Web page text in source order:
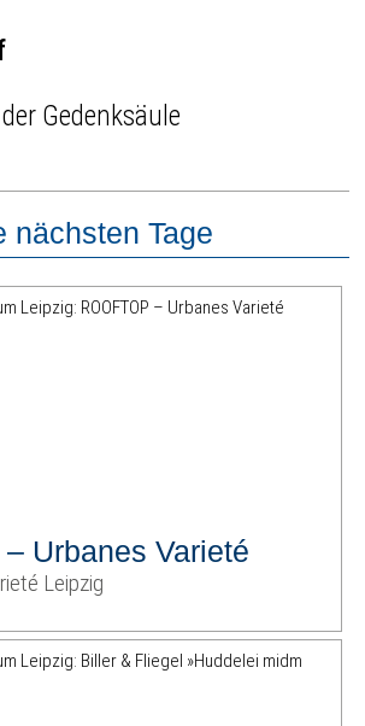
Gedenksäule
nächsten Tage
Urbanes Varieté
Leipzig